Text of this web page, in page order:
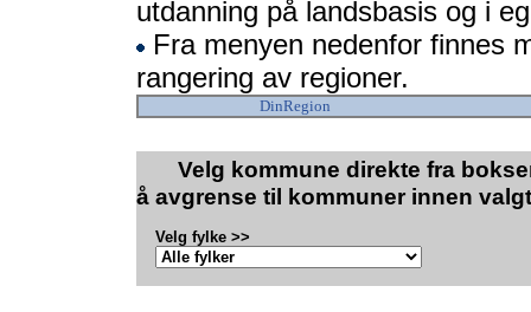
utdanning på landsbasis og i
Fra menyen nedenfor finnes
rangering av regioner.
DinRegion
Velg kommune direkte fra
å avgrense til kommuner innen
Velg fylke >>